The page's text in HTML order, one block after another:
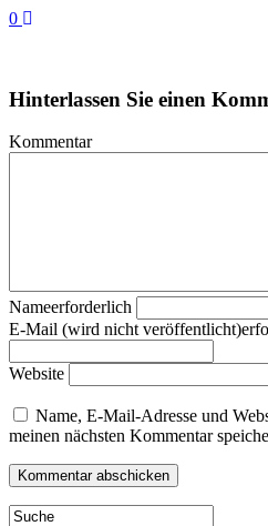
0
Hinterlassen Sie einen
Kommentar
Nameerforderlich
E-Mail (wird nicht
Website
Name, E-Mail-Adresse und
meinen nächsten Kommentar